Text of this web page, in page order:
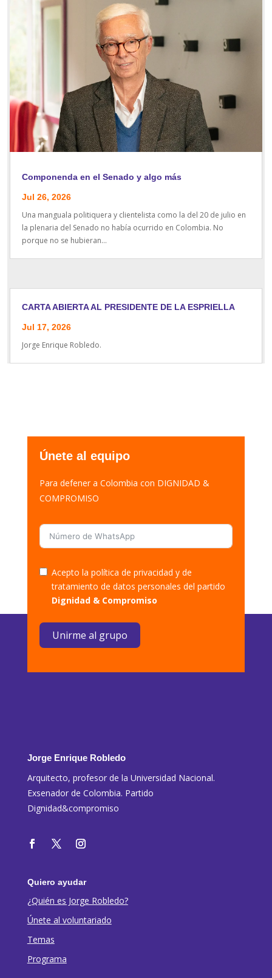
Componenda en el Senado y algo más
Jul 26, 2026
Una manguala politiquera y clientelista como la del 20 de julio en
la plenaria del Senado no había ocurrido en Colombia. No
porque no se hubieran...
CARTA ABIERTA AL PRESIDENTE DE LA ESPRIELLA
Jul 17, 2026
Jorge Enrique Robledo.
Únete al equipo
Para defener a Colombia con DIGNIDAD &
COMPROMISO
Acepto la política de privacidad y de
tratamiento de datos personales del partido
Dignidad & Compromiso
Unirme al grupo
Jorge Enrique Robledo
Arquitecto, profesor de la Universidad Nacional.
Exsenador de Colombia. Partido
Dignidad&compromiso
Quiero ayudar
¿Quién es Jorge Robledo?
Únete al voluntariado
Temas
Programa